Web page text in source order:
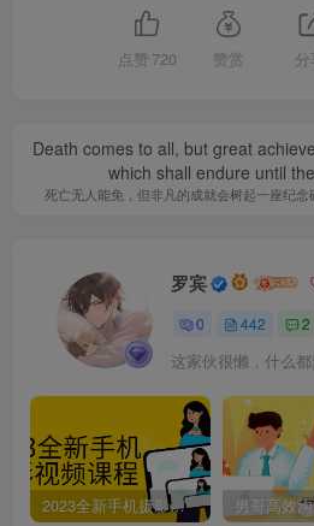
点赞 720 赞赏 分
Death comes to all, but great
which shall endure until
死亡无人能免，但非凡的成就会树起一座纪
罗宾
0 442 2
这家伙很懒，什么
2023全新手机摄影视频课程